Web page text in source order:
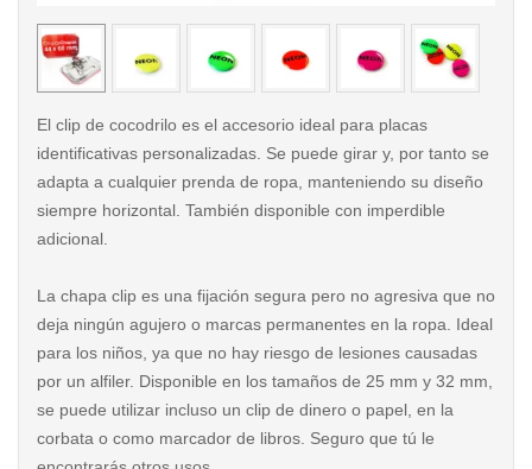
< /picture>
El clip de cocodrilo es el accesorio ideal para placas
identificativas personalizadas. Se puede girar y, por tanto se
adapta a cualquier prenda de ropa, manteniendo su diseño
siempre horizontal. También disponible con imperdible
adicional.
La chapa clip es una fijación segura pero no agresiva que no
deja ningún agujero o marcas permanentes en la ropa. Ideal
para los niños, ya que no hay riesgo de lesiones causadas
por un alfiler. Disponible en los tamaños de 25 mm y 32 mm,
se puede utilizar incluso un clip de dinero o papel, en la
corbata o como marcador de libros. Seguro que tú le